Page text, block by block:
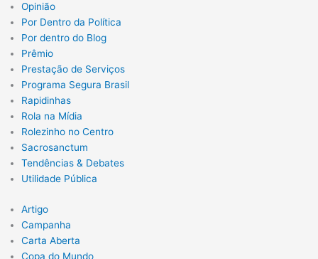
Opinião
Por Dentro da Política
Por dentro do Blog
Prêmio
Prestação de Serviços
Programa Segura Brasil
Rapidinhas
Rola na Mídia
Rolezinho no Centro
Sacrosanctum
Tendências & Debates
Utilidade Pública
Artigo
Campanha
Carta Aberta
Copa do Mundo